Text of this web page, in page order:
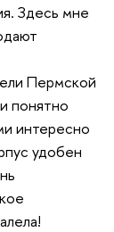
Здесь мне
Пермской
понятно
интересно
удобен